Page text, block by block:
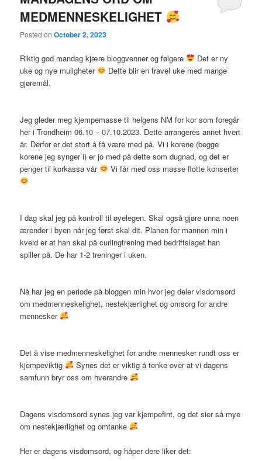
MEDMENNESKELIGHET
Posted onOctober 2, 2023
Riktig god mandag kjære bloggvenner og følgere
Det er ny
uke og nye muligheter
Dette blir en travel uke med mange
gjøremål.
Jeg gleder meg kjempemasse til helgens NM for kor som foregår
her i Trondheim 06.10 – 07.10.2023. Dette arrangeres annet hvert
år. Derfor er det stort å få være med på. Vi i korene (begge
korene jeg synger i) er jo med på dette som dugnad, og det er
penger til korkassa vår
Vi får med oss masse flotte konserter
I dag skal jeg på kontroll til øyelegen. Skal også gjøre unna noen
ærender i byen når jeg først skal dit. Planen for mannen min i
kveld er at han skal på curlingtrening med bedriftslaget han
spiller på. De har 1-2 treninger i uken.
Nå har jeg en periode på bloggen min hvor jeg deler visdomsord
om medmenneskelighet, nestekjærlighet og omsorg for andre
mennesker
Det å vise medmenneskelighet for andre mennesker rundt oss er
kjempeviktig
Synes det er viktig å tenke over at vi dagens
samfunn bryr oss om hverandre
Dagens visdomsord synes jeg var kjempefint, og det sier så mye
om nestekjærlighet og omtanke
Her er dagens visdomsord, og håper dere liker det: